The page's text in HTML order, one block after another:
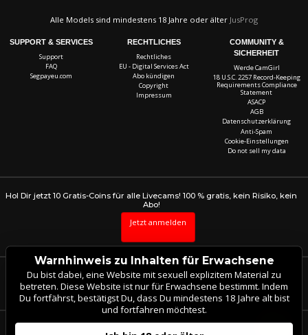
Alle Models sind mindestens 18 Jahre oder älter JusProg
SUPPORT & SERVICES
Support
FAQ
Segpayeu.com
RECHTLICHES
Rechtliches
EU - Digital Services Act
Abo kündigen
Copyright
Impressum
COMMUNITY &
SICHERHEIT
Werde CamGirl
18 U.S.C. 2257 Record-Keeping
Requirements Compliance
Statement
ASACP
AGB
Datenschutzerklärung
Anti-Spam
Cookie-Einstellungen
Do not sell my data
Hol Dir jetzt 10 Gratis-Coins für alle Livecams! 100 % gratis, kein Risiko, kein
Abo!
Jetzt anmelden
Beschwerden und Entfernung von Inhalten
Warnhinweis zu Inhalten für Erwachsene
Du bist dabei, eine Website mit sexuell explizitem Material zu
betreten. Diese Website ist nur für Erwachsene bestimmt. Indem
Du fortfährst, bestätigst Du, dass Du mindestens 18 Jahre alt bist
und fortfahren möchtest.